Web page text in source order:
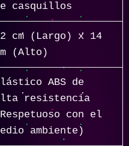
casquillos
cm (Largo) x 14
(Alto)
ABS de
resistencia
con el
ambiente)